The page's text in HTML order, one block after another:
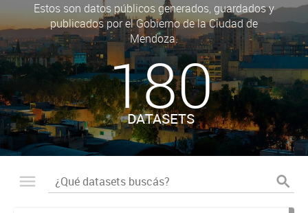
Estos son datos públicos generados, guardados y
publicados por el Gobierno de la Ciudad de
Mendoza.
180
DATASETS